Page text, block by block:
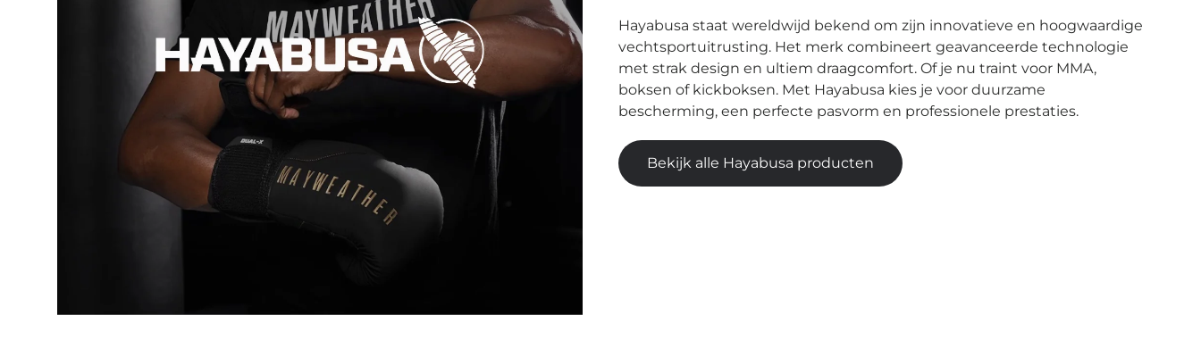
Hayabusa staat wereldwijd bekend om zijn innovatieve en hoogwaardige
vechtsportuitrusting. Het merk combineert geavanceerde technologie
met strak design en ultiem draagcomfort. Of je nu traint voor MMA,
boksen of kickboksen. Met Hayabusa kies je voor duurzame
bescherming, een perfecte pasvorm en professionele prestaties.
Bekijk alle Hayabusa producten